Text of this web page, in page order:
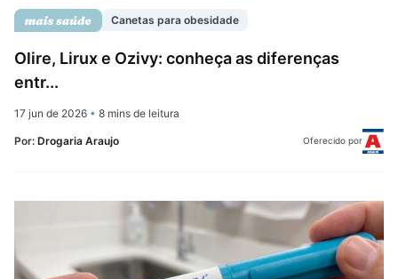
Canetas para obesidade
Olire, Lirux e Ozivy: conheça as diferenças
entr...
17 jun de 2026 • 8 mins de leitura
Por: Drogaria Araujo Oferecido por